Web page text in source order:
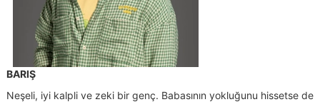
BARIŞ
Neşeli, iyi kalpli ve zeki bir genç. Babasının yokluğunu hissetse de